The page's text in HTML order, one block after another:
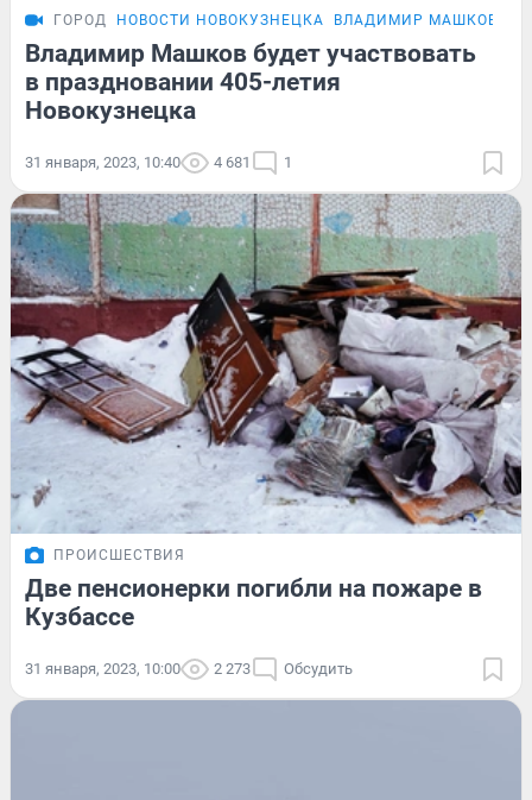
ГОРОД НОВОСТИ НОВОКУЗНЕЦКА ВЛАДИМИР МАШКОВ В
Владимир Машков будет участвовать
в праздновании 405-летия
Новокузнецка
31 января, 2023, 10:40 4 681 1
ПРОИСШЕСТВИЯ
Две пенсионерки погибли на пожаре в
Кузбассе
31 января, 2023, 10:00 2 273 Обсудить